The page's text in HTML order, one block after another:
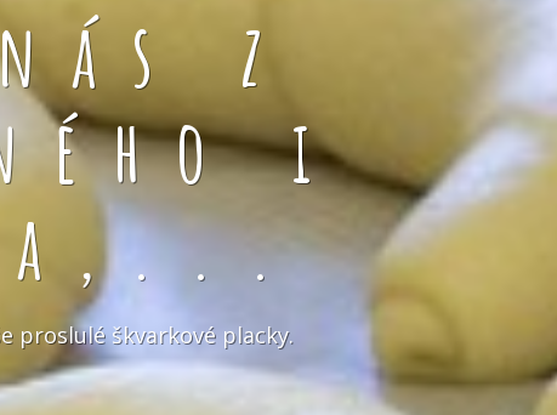
z
i
proslulé škvarkové placky.